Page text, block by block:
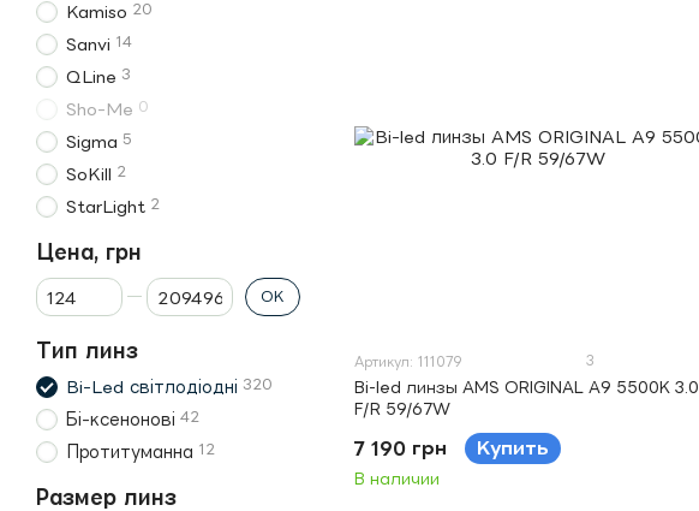
Артикул: 111079 3
Bi-led линзы AMS ORIGINAL A9 5500K 3.0
F/R 59/67W
7 190 грн Купить
В наличии
Kamiso 20
Sanvi 14
QLine 3
Sho-Me 0
Sigma 5
SoKill 2
StarLight 2
Цена, грн
От Цена, грн
До Цена, грн
OK
Тип линз
Bi-Led світлодіодні 320
Бі-ксенонові 42
Протитуманна 12
Размер линз